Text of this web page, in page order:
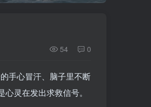
54 0
手心冒汗、脑子里不断
灵在发出求救信号。